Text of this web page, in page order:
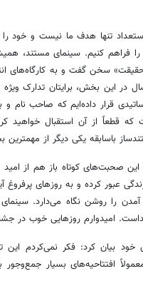
تنها هدف ما نیست و خود را
فراهم کنیم. سینمای مستند،
» سخن گفت و به کارگاه‌های
در این بخش، برایتان تدارک
قرار داده‌ایم که صاحب
که قطعاً از آن استقبال خواهید
باسابقه یکی دیگر از
صحبت‌های کوتاه باز هم از امید
عبور کرده و به روزهای
را روشن نگاه می‌دارد. سینمای
امیدوارم روزهایی خوب در
بیان کرد: فکر نمی‌کردم این
افتتاحیه‌های بسیار